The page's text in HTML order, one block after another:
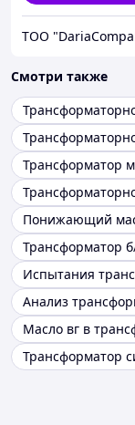
TOO
Смотри также
Трансформатор
Понижающий
Трансформатор
Испытания
Анализ
Масло вг в
Трансформатор